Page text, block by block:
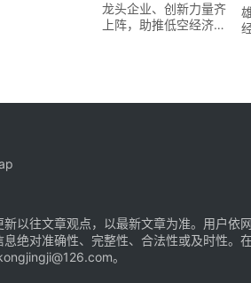
龙头企业、创新力量齐
上阵，助推低空经济进
以往文章观点，以最新文章为准。用户依
绝对准确性、完整性、合法性或及时性。
。